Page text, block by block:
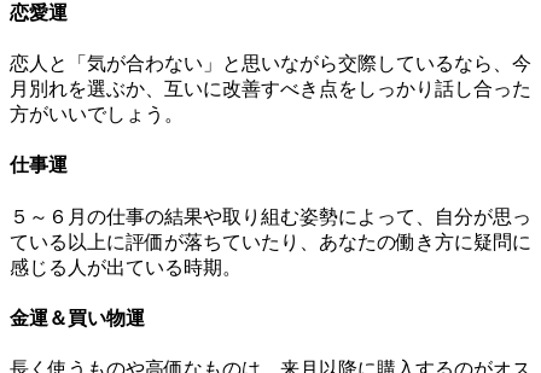
恋愛運
恋人と「気が合わない」と思いながら交際しているなら、今
月別れを選ぶか、互いに改善すべき点をしっかり話し合った
方がいいでしょう。
仕事運
５～６月の仕事の結果や取り組む姿勢によって、自分が思っ
ている以上に評価が落ちていたり、あなたの働き方に疑問に
感じる人が出ている時期。
金運＆買い物運
長く使うものや高価なものは、来月以降に購入するのがオス